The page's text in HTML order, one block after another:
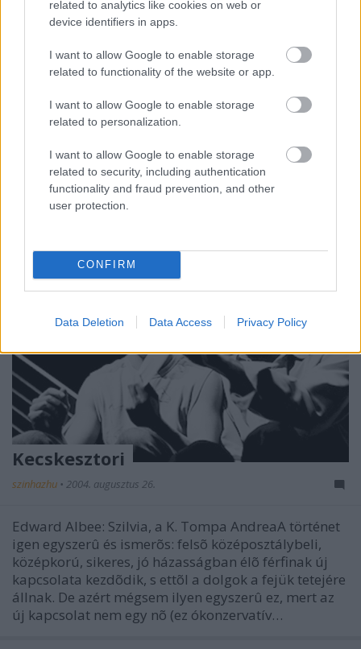
related to analytics like cookies on web or
device identifiers in apps.
I want to allow Google to enable storage
related to functionality of the website or app.
I want to allow Google to enable storage
related to personalization.
I want to allow Google to enable storage
related to security, including authentication
functionality and fraud prevention, and other
user protection.
CONFIRM
Data Deletion Data Access Privacy Policy
szinhazhu•2004. augusztus 26.
Per Lysander-Suzanne Osten: Médea gyermekei
Tegyi Enikõ Mint a mesebeli szegény leány, aki
hozott is ajándékot a királynak, meg nem is, úgy járt
most el Novák János, a Kolibri Színház vezetõje. Vett
gyermekszínházi "forradalmat" elindító Médea
gyermekeit,…
Kecskesztori
szinhazhu • 2004. augusztus 26.
Edward Albee: Szilvia, a K. Tompa AndreaA történet
igen egyszerû és ismerõs: felsõ középosztálybeli,
középkorú, sikeres, jó házasságban élõ férfinak új
kapcsolata kezdõdik, s ettõl a dolgok a fejük tetejére
állnak. De azért mégsem ilyen egyszerû ez, mert az
új kapcsolat nem egy nõ (ez ókonzervatív…